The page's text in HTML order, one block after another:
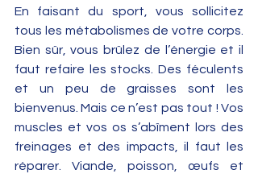
En faisant du sport, vous sollicitez
tous les métabolismes de votre corps.
Bien sûr, vous brûlez de l’énergie et il
faut refaire les stocks. Des féculents
et un peu de graisses sont les
bienvenus. Mais ce n’est pas tout ! Vos
muscles et vos os s’abîment lors des
freinages et des impacts, il faut les
réparer. Viande, poisson, œufs et